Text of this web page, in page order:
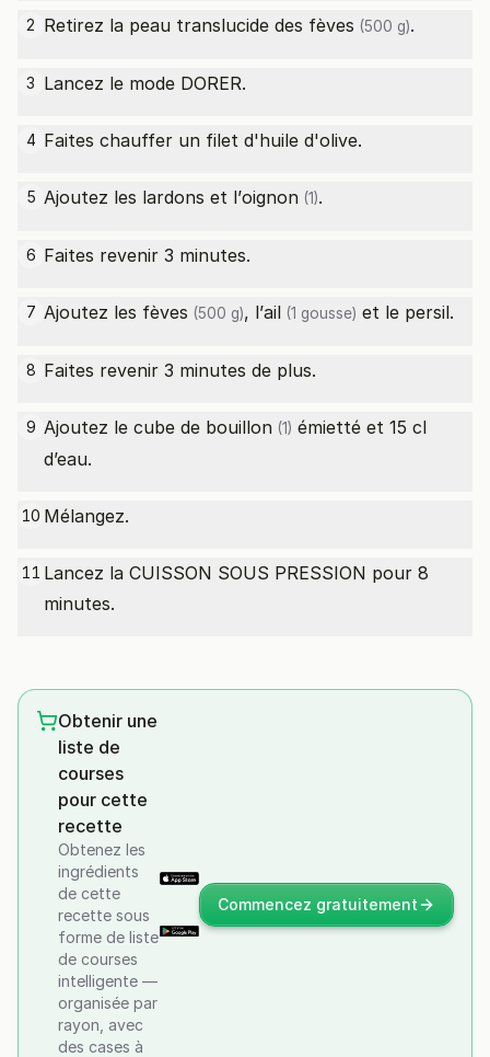
2 Retirez la peau translucide des fèves (500 g).
3 Lancez le mode DORER.
4 Faites chauffer un filet d'huile d'olive.
5 Ajoutez les lardons et l’oignon (1).
6 Faites revenir 3 minutes.
7 Ajoutez les fèves (500 g), l’ail (1 gousse) et le persil.
8 Faites revenir 3 minutes de plus.
9 Ajoutez le cube de bouillon (1) émietté et 15 cl
d’eau.
10 Mélangez.
11 Lancez la CUISSON SOUS PRESSION pour 8
minutes.
Obtenir une
liste de
courses
pour cette
recette
Obtenez les
ingrédients
de cette
recette sous
forme de liste
de courses
intelligente —
organisée par
rayon, avec
des cases à
Commencez gratuitement